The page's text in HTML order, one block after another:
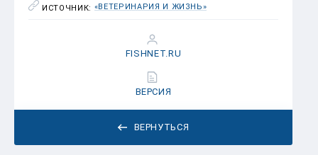
ИСТОЧНИК: «ВЕТЕРИНАРИЯ И ЖИЗНЬ»
ВЕРНУТЬСЯ
FISHNET.RU
ВЕРСИЯ